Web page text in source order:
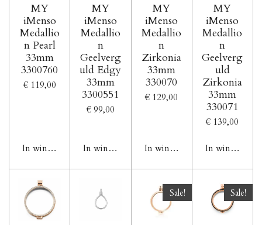
MY
iMenso
Medallio
n Pearl
33mm
3300760
€ 119,00
In winkelwagen
MY
iMenso
Medallio
n
Geelverg
uld Edgy
33mm
3300551
€ 99,00
In winkelwagen
MY
iMenso
Medallio
n
Zirkonia
33mm
330070
€ 129,00
In winkelwagen
MY
iMenso
Medallio
n
Geelverg
uld
Zirkonia
33mm
330071
€ 139,00
In
Sale! Sale!